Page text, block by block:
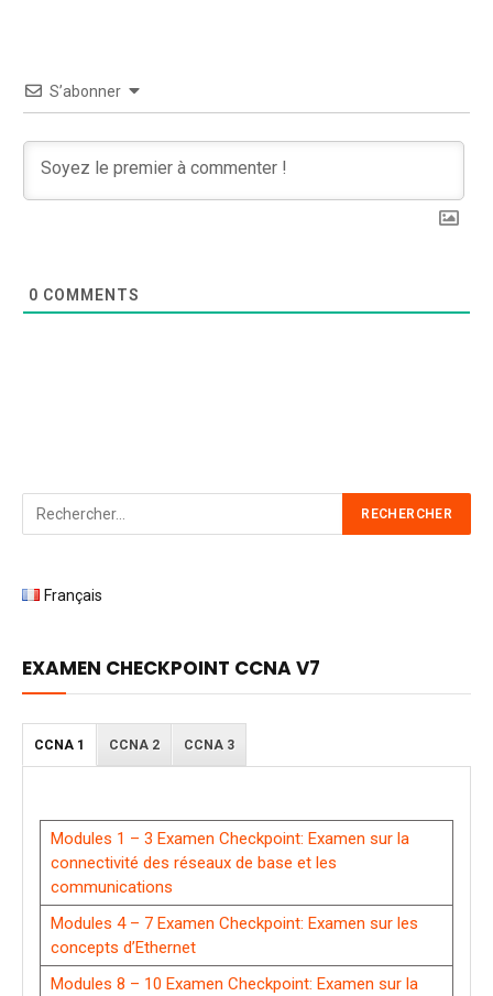
S’abonner
0 COMMENTS
Français
EXAMEN CHECKPOINT CCNA V7
CCNA 1 CCNA 2 CCNA 3
Modules 1 – 3 Examen Checkpoint: Examen sur la
connectivité des réseaux de base et les
communications
Modules 4 – 7 Examen Checkpoint: Examen sur les
concepts d’Ethernet
Modules 8 – 10 Examen Checkpoint: Examen sur la